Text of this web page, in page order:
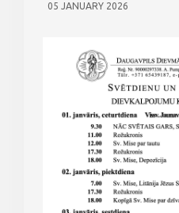
05 JANUARY 2026